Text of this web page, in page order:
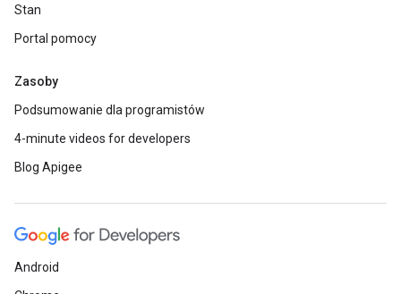
Stan
Portal pomocy
Zasoby
Podsumowanie dla programistów
4-minute videos for developers
Blog Apigee
Android